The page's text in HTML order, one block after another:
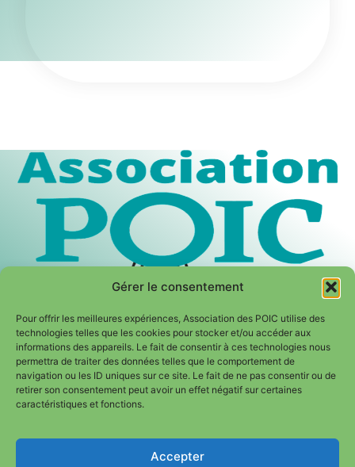
Gérer le consentement
Pour offrir les meilleures expériences, Association des POIC utilise des
technologies telles que les cookies pour stocker et/ou accéder aux
informations des appareils. Le fait de consentir à ces technologies nous
permettra de traiter des données telles que le comportement de
navigation ou les ID uniques sur ce site. Le fait de ne pas consentir ou de
retirer son consentement peut avoir un effet négatif sur certaines
caractéristiques et fonctions.
Accepter